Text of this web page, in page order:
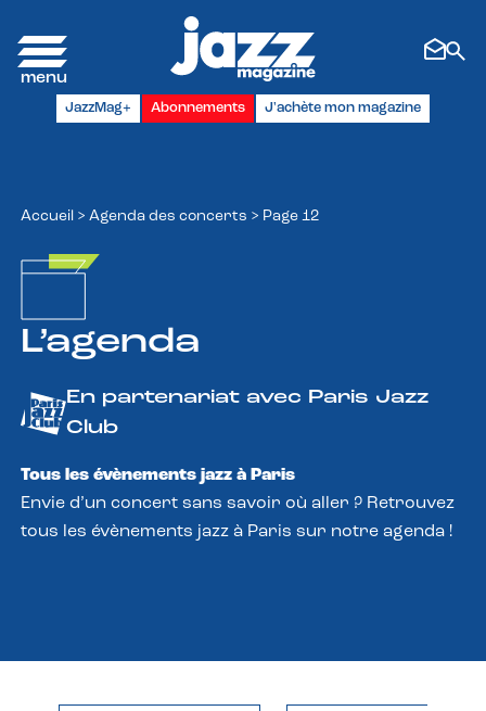
JazzMag+ Abonnements J'achète mon magazine
Accueil > Agenda des concerts > Page 12
L’agenda
En partenariat avec Paris Jazz
Club
Tous les évènements jazz à Paris
Envie d’un concert sans savoir où aller ? Retrouvez
tous les évènements jazz à Paris sur notre agenda !